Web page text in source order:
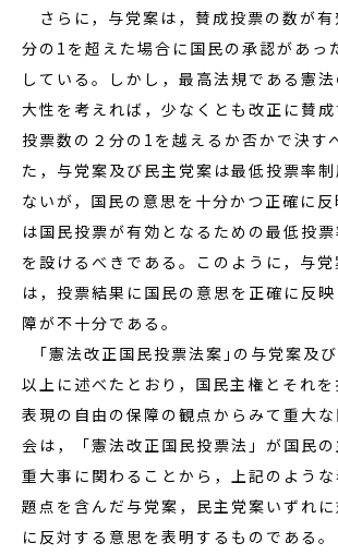
さらに，与党案は，賛成投票の数が有
分の1を超えた場合に国民の承認があっ
している。しかし，最高法規である憲
大性を考えれば，少なくとも改正に賛
投票数の２分の1を越えるか否かで決す
た，与党案及び民主党案は最低投票率
ないが，国民の意思を十分かつ正確に
は国民投票が有効となるための最低投
を設けるべきである。このように，与
は，投票結果に国民の意思を正確に反
障が不十分である。
｢憲法改正国民投票法案｣の与党案及び
以上に述べたとおり，国民主権とそれ
表現の自由の保障の観点からみて重大
会は，「憲法改正国民投票法」が国民
重大事に関わることから，上記のよう
題点を含んだ与党案，民主党案いずれ
に反対する意思を表明するものである。